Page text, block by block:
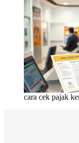
cara cek pajak